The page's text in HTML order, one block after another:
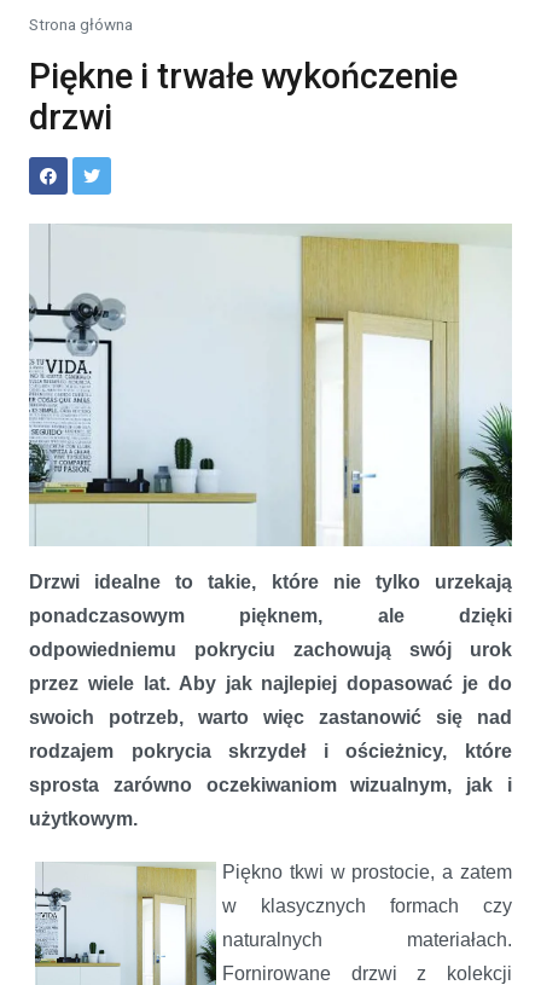
Strona główna
Piękne i trwałe wykończenie
drzwi
Piękne i trwałe wykończenie drzwi
Drzwi idealne to takie, które nie tylko urzekają
ponadczasowym pięknem, ale dzięki
odpowiedniemu pokryciu zachowują swój urok
przez wiele lat. Aby jak najlepiej dopasować je do
swoich potrzeb, warto więc zastanowić się nad
rodzajem pokrycia skrzydeł i ościeżnicy, które
sprosta zarówno oczekiwaniom wizualnym, jak i
użytkowym.
Piękno tkwi w prostocie, a zatem
w klasycznych formach czy
naturalnych materiałach.
Fornirowane drzwi z kolekcji